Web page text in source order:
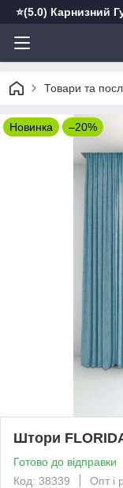
⭐️(5.0) Карнизний
Товари та
Новинка –20%
Штори
Готово до відправки
Код: 38339
Опт і